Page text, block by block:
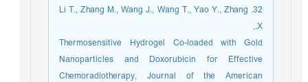
32. Li T., Zhang M., Wang J., Wang T., Yao Y., Zhang
X.,
Thermosensitive Hydrogel Co-loaded with Gold
Nanoparticles and Doxorubicin for Effective
Chemoradiotherapy, Journal of the American